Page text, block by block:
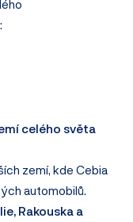
celého světa
zemí, kde Cebia
automobilů.
Rakouska a